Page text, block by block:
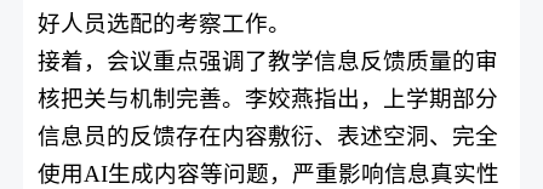
好人员选配的考察工作。
接着，会议重点强调了教学信息反馈质量的审
核把关与机制完善。李姣燕指出，上学期部分
信息员的反馈存在内容敷衍、表述空洞、完全
使用AI生成内容等问题，严重影响信息真实性